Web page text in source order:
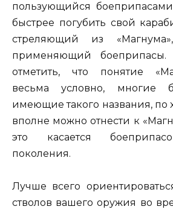
пользующийся
быстрее погубить свой
стреляющий из
применяющий
отметить, что понятие
весьма условно, многие
имеющие такого названия, по
вполне можно отнести к
это касается
поколения.
Лучше всего
стволов вашего оружия во